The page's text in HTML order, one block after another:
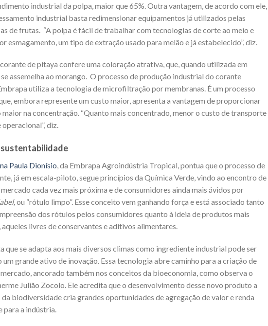
industrial da polpa, maior que 65%. Outra vantagem, de acordo com ele,
industrial basta redimensionar equipamentos já utilizados pelas
de frutas. “A polpa é fácil de trabalhar com tecnologias de corte ao meio e
esmagamento, um tipo de extração usado para melão e já estabelecido”, diz.
de pitaya confere uma coloração atrativa, que, quando utilizada em
assemelha ao morango. O processo de produção industrial do corante
utiliza a tecnologia de microfiltração por membranas. É um processo
embora represente um custo maior, apresenta a vantagem de proporcionar
na concentração. “Quanto mais concentrado, menor o custo de transporte
diz.
sustentabilidade
Paula Dionísio, da Embrapa Agroindústria Tropical, pontua que o processo de
já em escala-piloto, segue princípios da Química Verde, vindo ao encontro de
cada vez mais próxima e de consumidores ainda mais ávidos por
ou “rótulo limpo”. Esse conceito vem ganhando força e está associado tanto
dos rótulos pelos consumidores quanto à ideia de produtos mais
aqueles livres de conservantes e aditivos alimentares.
que se adapta aos mais diversos climas como ingrediente industrial pode ser
grande ativo de inovação. Essa tecnologia abre caminho para a criação de
ancorado também nos conceitos da bioeconomia, como observa o
Julião Zocolo. Ele acredita que o desenvolvimento desse novo produto a
biodiversidade cria grandes oportunidades de agregação de valor e renda
para a indústria.